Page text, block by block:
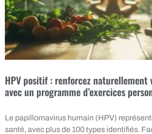
HPV positif : renforcez
avec un programme d’exercices
Le papillomavirus humain (HPV)
santé, avec plus de 100 types identifiés.